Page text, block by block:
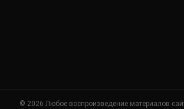
© 2026 Любое воспроизведение материалов